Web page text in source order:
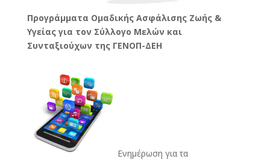
Προγράμματα Ομαδικής Ασφάλισης Ζωής &
Υγείας για τον Σύλλογο Μελών και
Συνταξιούχων της ΓΕΝΟΠ-ΔΕΗ
Ενημέρωση για τα